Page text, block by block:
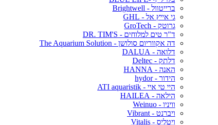
ברייטוול - Brightwell
גי אייץ אל - GHL
גרוטק - GroTech
ד"ר טים למלוחים - DR. TIM'S
דה אקווריום סולושן - The Aquarium Solution
דלואה - DALUA
דלתק - Deltec
האנה - HANNA
הידור - hydor
היי טי איי - ATI aquaristik
הילאה - HAILEA
וויניו - Weinuo
ויברנט - Vibrant
ויטליס - Vitalis